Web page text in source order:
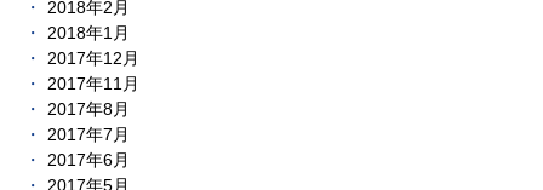
2018年2月
2018年1月
2017年12月
2017年11月
2017年8月
2017年7月
2017年6月
2017年5月